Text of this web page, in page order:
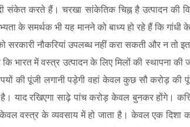
करते हैं। चरखा सांकेतिक चिह्न है उत्पादन की
के समर्थक भी यह मानने को बाध्य हो रहे हैं कि
सरकारी नौकरियां उपलब्ध नहीं करा सकती और न तो
भारत में वस्त्र उत्पादन के लिए मिलों की स्थापना की
की पूंजी लगानी पड़ेगी वहां केवल कुछ सौ करोड़ की
याद रखिएगा साढ़े पांच करोड़ केवल बुनकर होंगे।
वस्त्र के व्यवसाय में हो जाता है। केवल एक दिशा